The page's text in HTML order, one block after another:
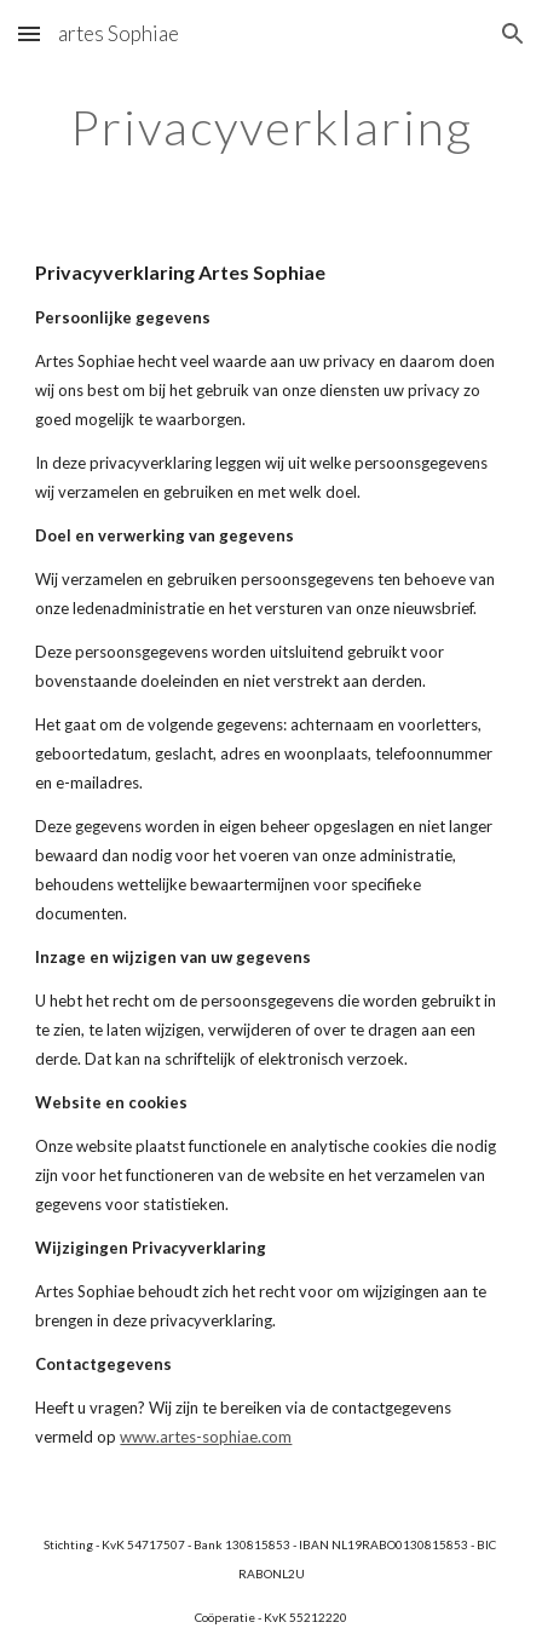
Skip to main content Skip to navigation
artes Sophiae
Privacyverklaring
Privacyverklaring Artes Sophiae
Persoonlijke gegevens
Artes Sophiae hecht veel waarde aan uw privacy en daarom doen
wij ons best om bij het gebruik van onze diensten uw privacy zo
goed mogelijk te waarborgen.
In deze privacyverklaring leggen wij uit welke persoonsgegevens
wij verzamelen en gebruiken en met welk doel.
Doel en verwerking van gegevens
Wij verzamelen en gebruiken persoonsgegevens ten behoeve van
onze ledenadministratie en het versturen van onze nieuwsbrief.
Deze persoonsgegevens worden uitsluitend gebruikt voor
bovenstaande doeleinden en niet verstrekt aan derden.
Het gaat om de volgende gegevens: achternaam en voorletters,
geboortedatum, geslacht, adres en woonplaats, telefoonnummer
en e-mailadres.
Deze gegevens worden in eigen beheer opgeslagen en niet langer
bewaard dan nodig voor het voeren van onze administratie,
behoudens wettelijke bewaartermijnen voor specifieke
documenten.
Inzage en wijzigen van uw gegevens
U hebt het recht om de persoonsgegevens die worden gebruikt in
te zien, te laten wijzigen, verwijderen of over te dragen aan een
derde. Dat kan na schriftelijk of elektronisch verzoek.
Website en cookies
Onze website plaatst functionele en analytische cookies die nodig
zijn voor het functioneren van de website en het verzamelen van
gegevens voor statistieken.
Wijzigingen Privacyverklaring
Artes Sophiae behoudt zich het recht voor om wijzigingen aan te
brengen in deze privacyverklaring.
Contactgegevens
Heeft u vragen? Wij zijn te bereiken via de contactgegevens
vermeld op www.artes-sophiae.com
Stichting - KvK 54717507 - Bank 130815853 - IBAN NL19RABO0130815853 - BIC
RABONL2U
Coöperatie - KvK 55212220